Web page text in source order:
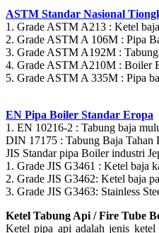
ASTM Standar Nasional
1. Grade ASTM A213 : Ketel
2. Grade ASTM A 106M : Pipa
3. Grade ASTM A192M :
4. Grade ASTM A210M : Boiler
5. Grade ASTM A 335M : Pipa
EN Pipa Boiler Standar Eropa
1. EN 10216-2 : Tabung baja
DIN 17175 : Tabung Baja Tahan
JIS Standar pipa Boiler industri
1. Grade JIS G3461 : Ketel baja
2. Grade JIS G3462: Ketel baja
3. Grade JIS G3463: Stainless
Ketel Tabung Api / Fire Tube
Ketel pipa api adalah jenis